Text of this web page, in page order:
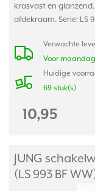
krasvast en
afdekraam. Serie: LS
Verwachte
Voor
Huidige
69 stuk(s)
10,95
JUNG
(LS 993 BF